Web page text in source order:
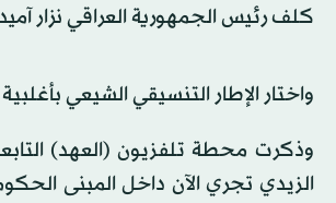
كلف رئيس الجمهورية العراقي نزار
واختار الإطار التنسيقي الشيعي
وذكرت محطة تلفزيون (العهد)
الزيدي تجري الآن داخل المبنى